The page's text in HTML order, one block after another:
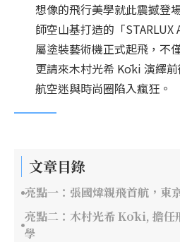
想像的飛行美學就此震撼登
師空山基打造的「STARLUX
屬塗裝藝術機正式起飛，不
更請來木村光希 Kōki 演繹
航空迷與時尚圈陷入瘋狂。
文章目錄
亮點一：張國煒親飛首航，東
亮點二：木村光希 Kōki, 擔任
學